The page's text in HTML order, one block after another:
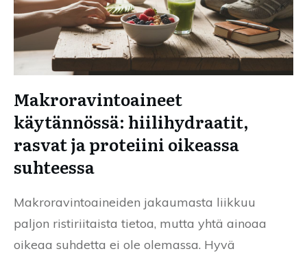
Makroravintoaineet
käytännössä: hiilihydraatit,
rasvat ja proteiini oikeassa
suhteessa
Makroravintoaineiden jakaumasta liikkuu
paljon ristiriitaista tietoa, mutta yhtä ainoaa
oikeaa suhdetta ei ole olemassa. Hyvä